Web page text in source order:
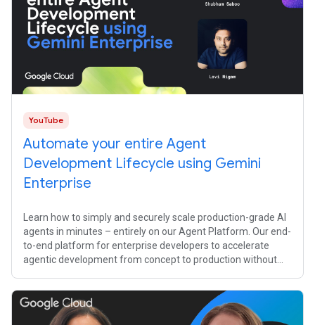
YouTube
Automate your entire Agent
Development Lifecycle using Gemini
Enterprise
Learn how to simply and securely scale production-grade AI
agents in minutes – entirely on our Agent Platform. Our end-
to-end platform for enterprise developers to accelerate
agentic development from concept to production without